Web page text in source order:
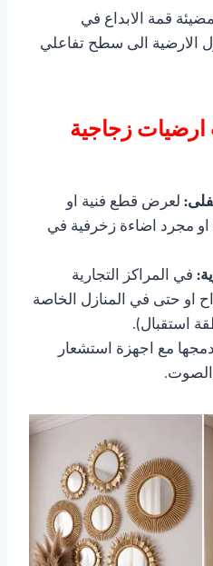
قمة الابداع في
الارضية الى سطح تفاعلي
ارضيات زجاجية
لعرض قطع فنية او
مجرد اضاءة زخرفية في
في المراكز التجارية
او حتى في المنازل الخاصة
استقبال).
مع اجهزة استشعار
الصوت.